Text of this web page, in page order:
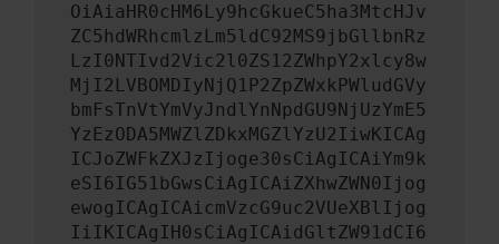
OiAiaHR0cHM6Ly9hcGkueC5ha3MtcHJv
ZC5hdWRhcmlzLm5ldC92MS9jbGllbnRz
LzI0NTIvd2Vic2l0ZS12ZWhpY2xlcy8w
MjI2LVBOMDIyNjQ1P2ZpZWxkPWludGVy
bmFsTnVtYmVyJndlYnNpdGU9NjUzYmE5
YzEzODA5MWZlZDkxMGZlYzU2IiwKICAg
ICJoZWFkZXJzIjoge30sCiAgICAiYm9k
eSI6IG51bGwsCiAgICAiZXhwZWN0Ijog
ewogICAgICAicmVzcG9uc2VUeXBlIjog
IiIKICAgIH0sCiAgICAidGltZW91dCI6